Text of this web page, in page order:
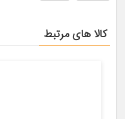
کالا های مرتبط